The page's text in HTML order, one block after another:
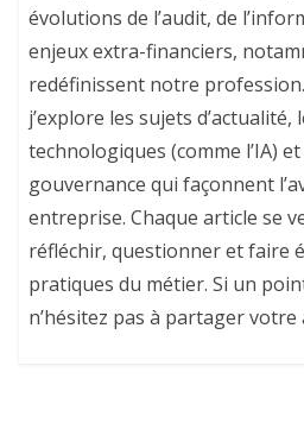
évolutions de l’audit, de
enjeux extra-financiers,
redéfinissent notre
j’explore les sujets
technologiques (comme l’IA)
gouvernance qui façonnent
entreprise. Chaque article se
réfléchir, questionner et faire
pratiques du métier. Si un
n’hésitez pas à partager